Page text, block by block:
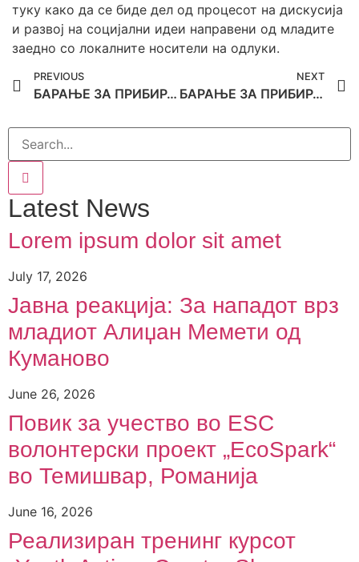
туку како да се биде дел од процесот на дискусија
и развој на социјални идеи направени од младите
заедно со локалните носители на одлуки.
PREVIOUS
БАРАЊЕ ЗА ПРИБИРАЊЕ НА ПОНУДИ ЗА ХОТЕЛСКО СМЕСТУВАЊЕ
NEXT
БАРАЊЕ ЗА ПРИБИРАЊЕ НА ПОНУДИ ЗА ПРЕВОЗ НА ПАТНИЦИ
Latest News
Lorem ipsum dolor sit amet
July 17, 2026
Јавна реакција: Зa нападот врз
младиот Алиџан Мемети од
Куманово
June 26, 2026
Повик за учество во ESC
волонтерски проект „EcoSpark“
во Темишвар, Романија
June 16, 2026
Реализиран тренинг курсот